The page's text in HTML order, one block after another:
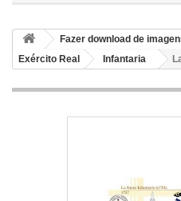
Fazer download de
Exército Real
Infantaria